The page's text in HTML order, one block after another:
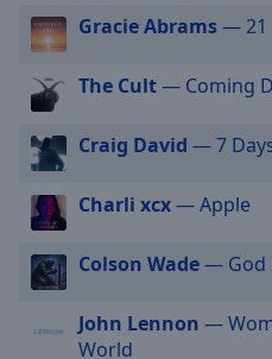
modal
window.
Beginning
dialog
window.
cancel
Gracie Abrams— 21
The Cult— Coming
Craig David — 7
Charli xcx— Apple
Colson Wade— God
John Lennon —
World